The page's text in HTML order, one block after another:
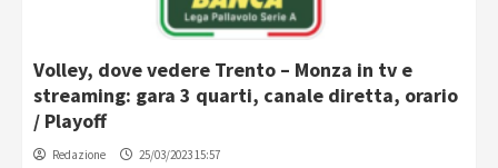
Volley, dove vedere Trento – Monza in tv e
streaming: gara 3 quarti, canale diretta, orario
/ Playoff
Redazione 25/03/2023 15:57